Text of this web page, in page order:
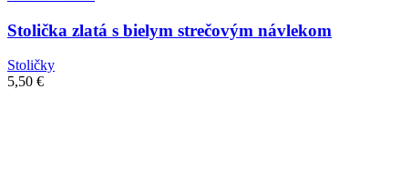
Stolička zlatá s bielym strečovým návlekom
Stoličky
5,50 €